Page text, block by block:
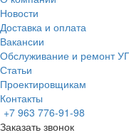
Новости
Доставка и оплата
Вакансии
Обслуживание и ремонт
Статьи
Проектировщикам
Контакты
+7 963 776-91-98
Заказать звонок